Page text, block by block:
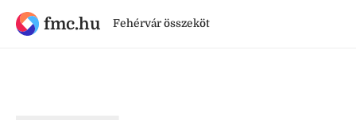
fmc.hu Fehérvár összeköt